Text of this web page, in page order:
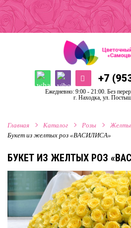
+7
Ежедневно: 9:00 - 21:00. Без
г. Находка, ул.
Главная Каталог Розы
Букет из желтых роз «ВАСИЛИСА»
БУКЕТ ИЗ ЖЕЛТЫХ РОЗ